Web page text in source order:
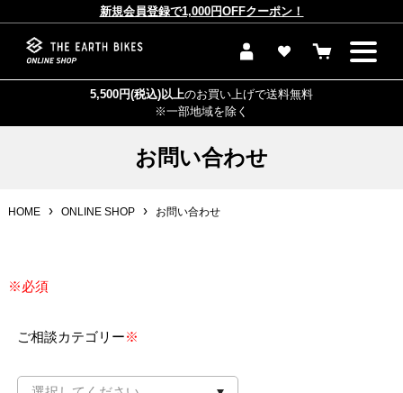
新規会員登録で1,000円OFFクーポン！
5,500円(税込)以上のお買い上げで送料無料
※一部地域を除く
お問い合わせ
HOME ONLINE SHOP お問い合わせ
※必須
ご相談カテゴリー